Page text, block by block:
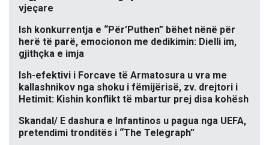
vjeçare
Ish konkurrentja e “Për’Puthen” bëhet nënë për
herë të parë, emocionon me dedikimin: Dielli im,
gjithçka e imja
Ish-efektivi i Forcave të Armatosura u vra me
kallashnikov nga shoku i fëmijërisë, zv. drejtori i
Hetimit: Kishin konflikt të mbartur prej disa kohësh
Skandal/ E dashura e Infantinos u pagua nga UEFA,
pretendimi tronditës i “The Telegraph”